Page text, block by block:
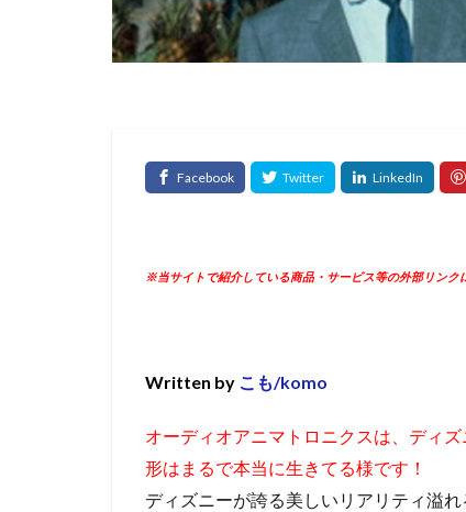
※当サイトで紹介している商品・サービス等の外部リンク
Written by こも/komo
オーディオアニマトロニクスは、ディ
形はまるで本当に生きてる様です！
ディズニーが誇る美しいリアリティ溢れ